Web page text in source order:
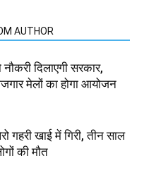
AUTHOR
दिलाएगी सरकार,
मेलों का होगा आयोजन
गहरी खाई में गिरी, तीन साल
की मौत